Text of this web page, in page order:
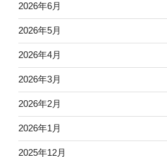
2026年6月
2026年5月
2026年4月
2026年3月
2026年2月
2026年1月
2025年12月